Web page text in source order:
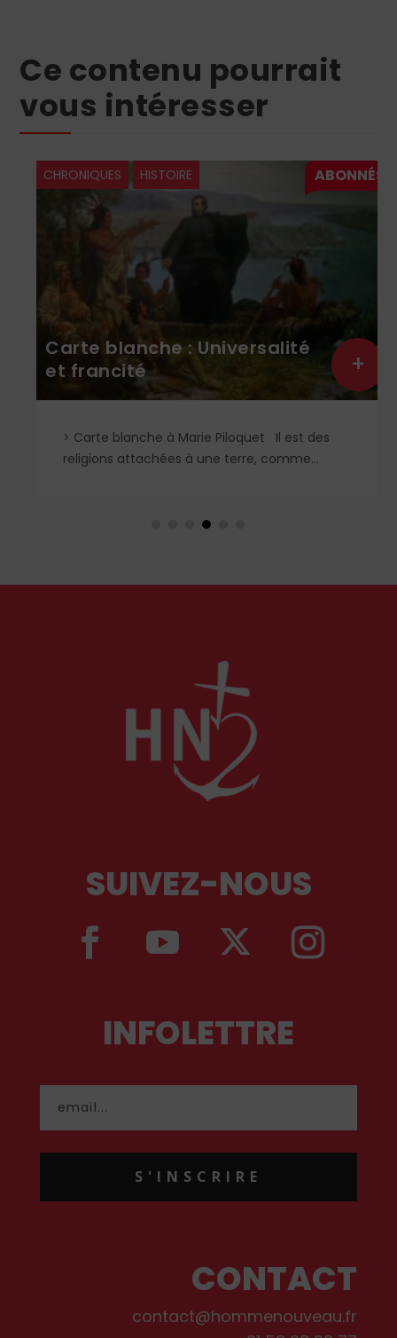
Ce contenu pourrait
vous intéresser
CHRONIQUES HISTOIRE
Carte blanche : Universalité
et francité
> Carte blanche à Marie Piloquet Il est des
religions attachées à une terre, comme...
SUIVEZ-NOUS
INFOLETTRE
S'INSCRIRE
CONTACT
contact@hommenouveau.fr